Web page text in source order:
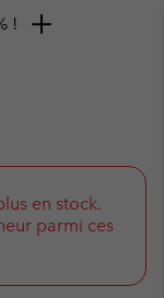
en stock.
parmi ces